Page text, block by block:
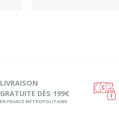
LIVRAISON
GRATUITE DÈS 199€
EN FRANCE MÉTROPOLITAINE
Ø